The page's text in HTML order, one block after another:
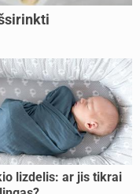
lizdelis: ar jis tikrai